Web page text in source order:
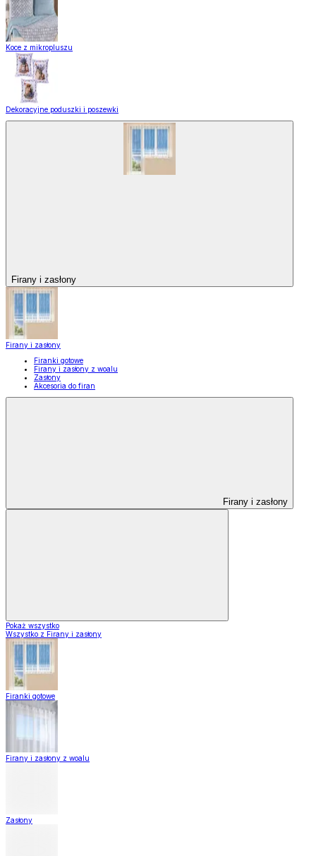
Koce z mikropluszu
Dekoracyjne poduszki i poszewki
Firany i zasłony
Firany i zasłony
Firanki gotowe
Firany i zasłony z woalu
Zasłony
Akcesoria do firan
Firany i zasłony
Pokaż wszystko
Wszystko z Firany i zasłony
Firanki gotowe
Firany i zasłony z woalu
Zasłony